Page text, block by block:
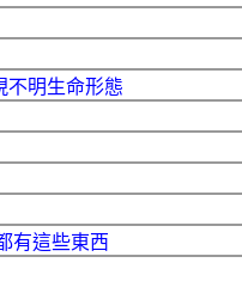
不明生命形態
有這些東西